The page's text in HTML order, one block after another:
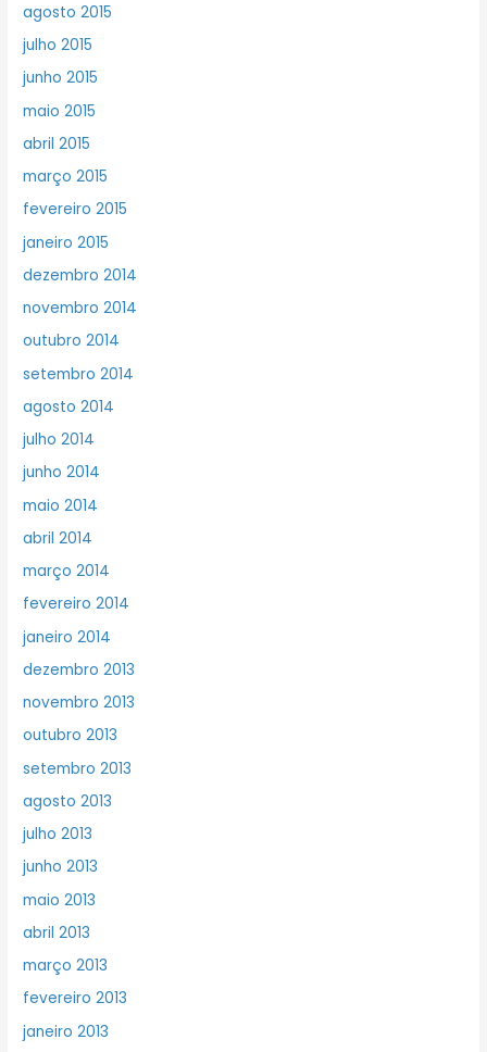
agosto 2015
julho 2015
junho 2015
maio 2015
abril 2015
março 2015
fevereiro 2015
janeiro 2015
dezembro 2014
novembro 2014
outubro 2014
setembro 2014
agosto 2014
julho 2014
junho 2014
maio 2014
abril 2014
março 2014
fevereiro 2014
janeiro 2014
dezembro 2013
novembro 2013
outubro 2013
setembro 2013
agosto 2013
julho 2013
junho 2013
maio 2013
abril 2013
março 2013
fevereiro 2013
janeiro 2013